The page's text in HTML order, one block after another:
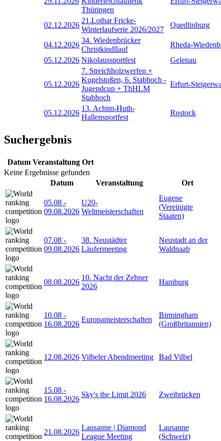
Thüringen
02.12.2026
21.Lothar Fricke-
Winterlaufserie 2026/2027
Quedlinburg
04.12.2026
34. Wiedenbrücker
Christkindllauf
Rheda-
05.12.2026 Nikolaussportfest Gelenau
05.12.2026
7. Streichholzwerfen +
Kugelstoßen, 6. Stabhoch -
Jugendcup + ThHLM
Stabhoch
Erfurt-
05.12.2026
13. Achim-Huth-
Hallensportfest
Rostock
Suchergebnis
Datum Veranstaltung Ort
Keine Ergebnisse gefunden
Datum
Veranstaltung Ort
05.08 -
09.08.2026
U20-
Weltmeisterschaften
Eugene
(Vereinigte
Staaten)
07.08 -
09.08.2026
38. Neustädter
Läufermeeting
Neustadt an der
Waldnaab
08.08.2026
10. Nacht der Zehner
2026
Hamburg
10.08 -
16.08.2026
Europameisterschaften
Birmingham
(Großbritannien)
12.08.2026 Vilbeler Abendmeeting Bad Vilbel
15.08 -
16.08.2026
Sky's the Limit 2026 Zweibrücken
21.08.2026
Lausanne | Diamond
League Meeting
Lausanne
(Schweiz)